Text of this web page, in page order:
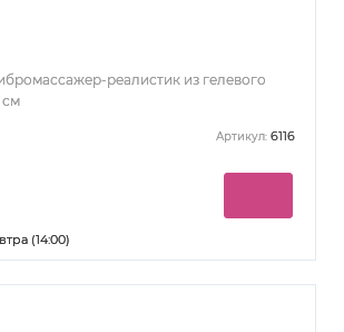
реалистик из гелевого
см
Артикул: 6116
(14:00)